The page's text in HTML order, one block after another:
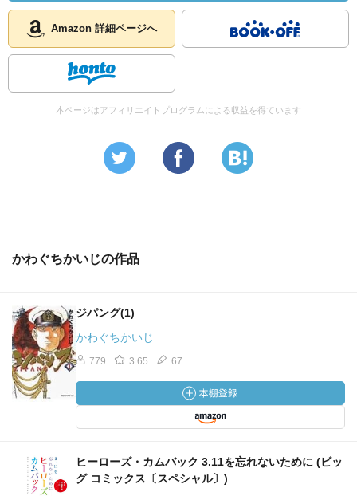
Amazon 詳細ページへ
本ページはアフィリエイトプログラムによる収益を得ています
かわぐちかいじの作品
ジパング(1)
かわぐちかいじ
779 3.65 67
ヒーローズ・カムバック 3.11を忘れないために (ビッ
グ コミックス〔スペシャル〕)